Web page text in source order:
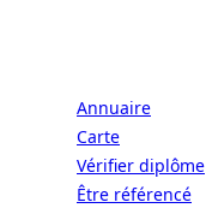
Annuaire
Carte
Vérifier diplôme
Être référencé